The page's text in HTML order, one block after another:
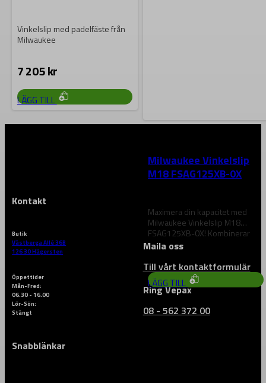
Vinkelslip med padelfäste från
Milwaukee
7 205kr
LÄGG TILL
Milwaukee Vinkelslip
M18 FSAG125XB-0X
Maximera din kapacitet med
Milwaukee Vinkelslip M18
FSAG125XB-0X! Kombinerar
M18 FUEL-prestanda med
REDLINK…
3 521kr
LÄGG TILL
Kontakt
Butik
Västberga Allé 36B
126 30 Hägersten
Maila oss
Till vårt kontaktformulär
Öppettider
Mån-Fred:
06.30 - 16.00
Lör-Sön:
Stängt
Ring Vepax
08 - 562 372 00
Snabblänkar